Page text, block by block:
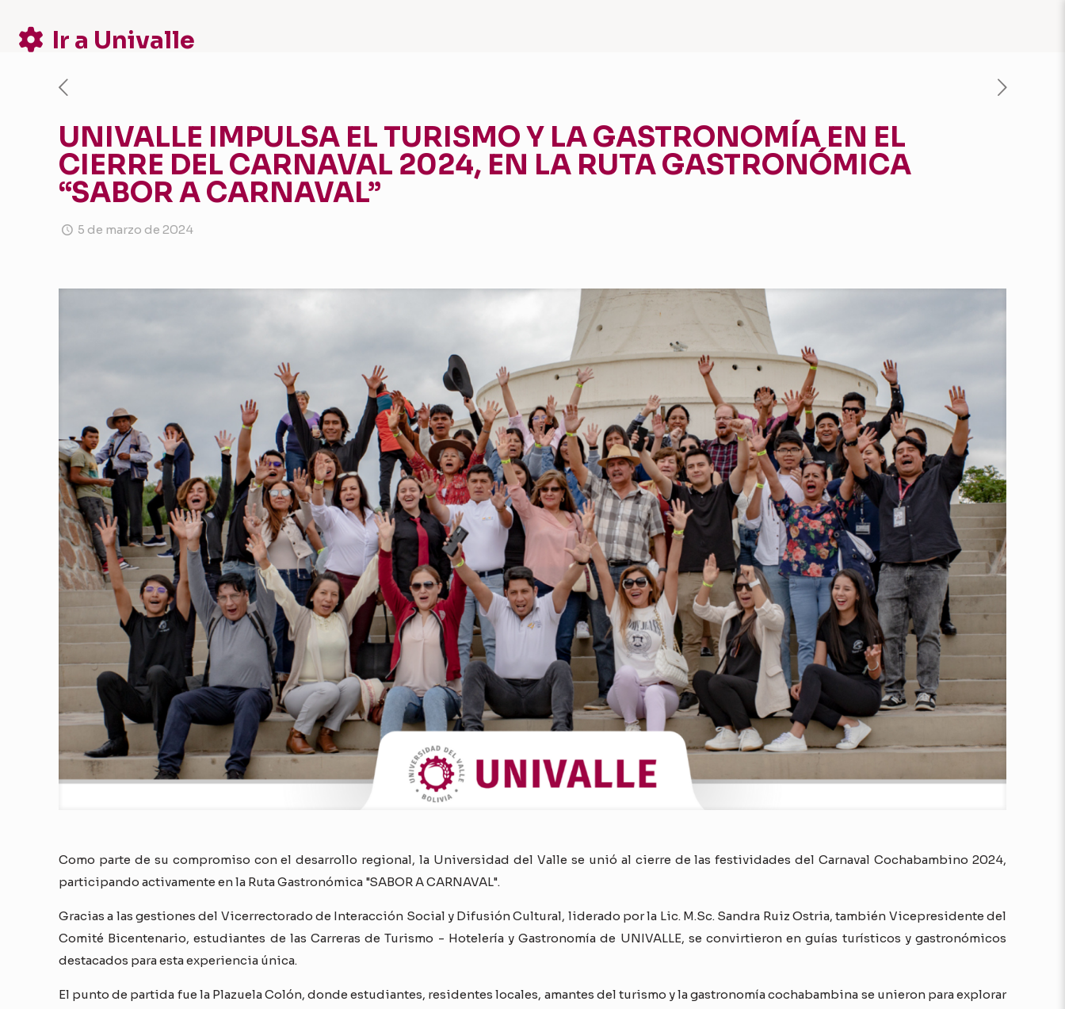
Ir a Univalle
UNIVALLE IMPULSA EL TURISMO Y LA GASTRONOMÍA EN EL
CIERRE DEL CARNAVAL 2024, EN LA RUTA GASTRONÓMICA
“SABOR A CARNAVAL”
5 de marzo de 2024
Como parte de su compromiso con el desarrollo regional, la Universidad del Valle se unió al cierre de las festividades del Carnaval Cochabambino 2024,
participando activamente en la Ruta Gastronómica "SABOR A CARNAVAL".
Gracias a las gestiones del Vicerrectorado de Interacción Social y Difusión Cultural, liderado por la Lic. M.Sc. Sandra Ruiz Ostria, también Vicepresidente del
Comité Bicentenario, estudiantes de las Carreras de Turismo - Hotelería y Gastronomía de UNIVALLE, se convirtieron en guías turísticos y gastronómicos
destacados para esta experiencia única.
El punto de partida fue la Plazuela Colón, donde estudiantes, residentes locales, amantes del turismo y la gastronomía cochabambina se unieron para explorar